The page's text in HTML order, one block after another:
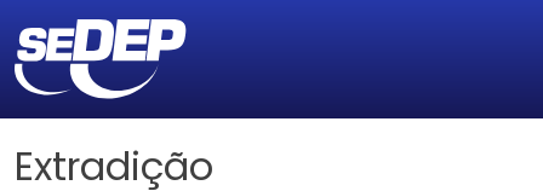
Extradição